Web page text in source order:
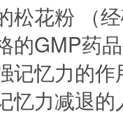
松花粉 （
的GMP药
记忆力的
忆力减退